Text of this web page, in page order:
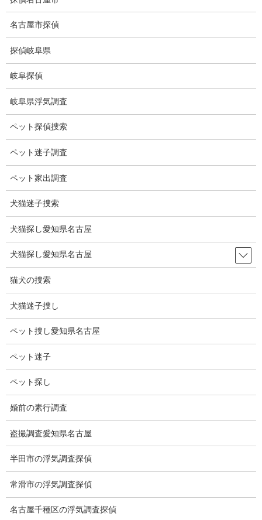
に
動
ョ
に
動
ブログ
HOME ブログ
2022-11-11
ブログ
コブラ子供に噛まれて死ぬ
ネットのニュースでコブラが8歳の男の子に噛まれて死亡と見て、
一瞬報道の間違いと思いました。
コブラが男の子を噛んだと思いました。
インドのチャッティースガル州ジャシュブル件に住むディーパッ
ク君は裏庭で遊んでいたところコブラに手を巻き付かれ噛まれた
コブラはそのまま死んでしまった。
ディーパック君は近くの病院に向かい、抗ヘビ毒治療を受け、特
コブラの顎よりディーパック君の顎の方が強かったのか？
よく分からないが、その状況で凄い反応力と思う。
名古屋市探偵
探偵岐阜県
岐阜探偵
岐阜県浮気調査
ペット探偵捜索
ペット迷子調査
ペット家出調査
犬猫迷子捜索
犬猫探し愛知県名古屋
犬猫探し愛知県名古屋
猫犬の捜索
犬猫迷子捜し
ペット捜し愛知県名古屋
ペット迷子
ペット探し
婚前の素行調査
盗撮調査愛知県名古屋
半田市の浮気調査探偵
常滑市の浮気調査探偵
名古屋千種区の浮気調査探偵